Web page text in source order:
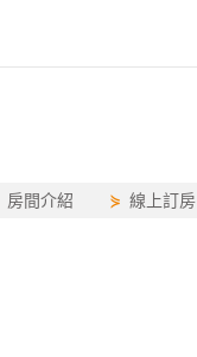
房間介紹 ⋟線上訂房